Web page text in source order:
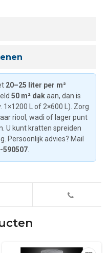
20–25 liter per m²
50 m² dakaan, dan is
1×1200 L of 2×600 L). Zorg
riool, wadi of lager punt
U kunt kratten spreiden
Persoonlijk advies? Mail
590507